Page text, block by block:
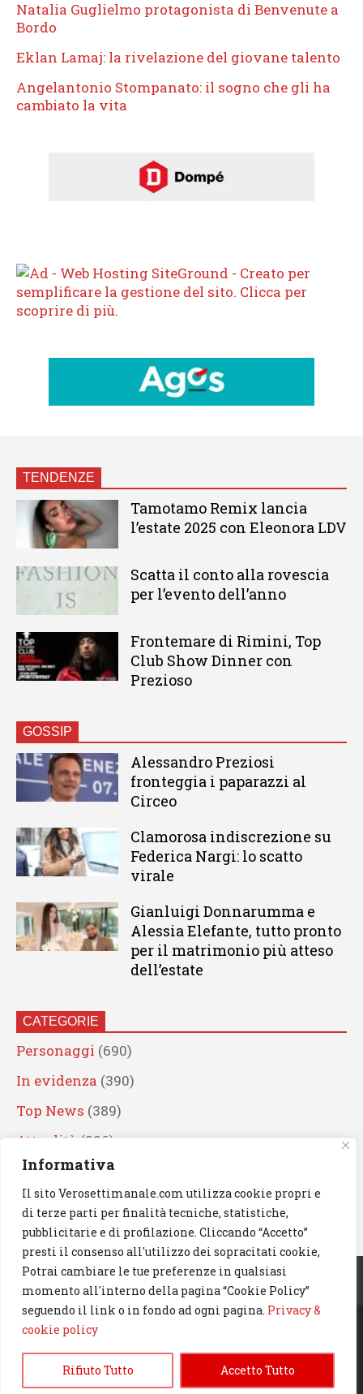
Informativa
Il sito Verosettimanale.com utilizza cookie propri e
di terze parti per finalità tecniche, statistiche,
pubblicitarie e di profilazione. Cliccando “Accetto”
presti il consenso all'utilizzo dei sopracitati cookie,
Potrai cambiare le tue preferenze in qualsiasi
momento all'interno della pagina “Cookie Policy”
seguendo il link o in fondo ad ogni pagina. Privacy &
cookie policy
Rifiuto Tutto Accetto Tutto
Natalia Guglielmo protagonista di Benvenute a
Bordo
Eklan Lamaj: la rivelazione del giovane talento
Angelantonio Stompanato: il sogno che gli ha
cambiato la vita
TENDENZE
Tamotamo Remix lancia
l’estate 2025 con Eleonora LDV
Scatta il conto alla rovescia
per l’evento dell’anno
Frontemare di Rimini, Top
Club Show Dinner con
Prezioso
GOSSIP
Alessandro Preziosi
fronteggia i paparazzi al
Circeo
Clamorosa indiscrezione su
Federica Nargi: lo scatto
virale
Gianluigi Donnarumma e
Alessia Elefante, tutto pronto
per il matrimonio più atteso
dell’estate
CATEGORIE
Personaggi (690)
In evidenza (390)
Top News (389)
Attualità (336)
Eventi(330)
Artisti (241)
News(239)
Cerca
© 2023 Verosettimanale.com. All rights reserved.